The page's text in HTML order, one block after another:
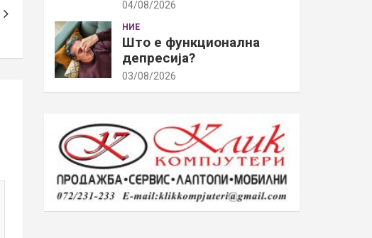
04/08/2026
НИЕ
Што е функционална
депресија?
03/08/2026